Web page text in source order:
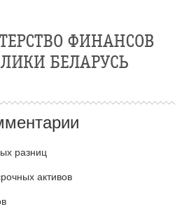
разниц
активов